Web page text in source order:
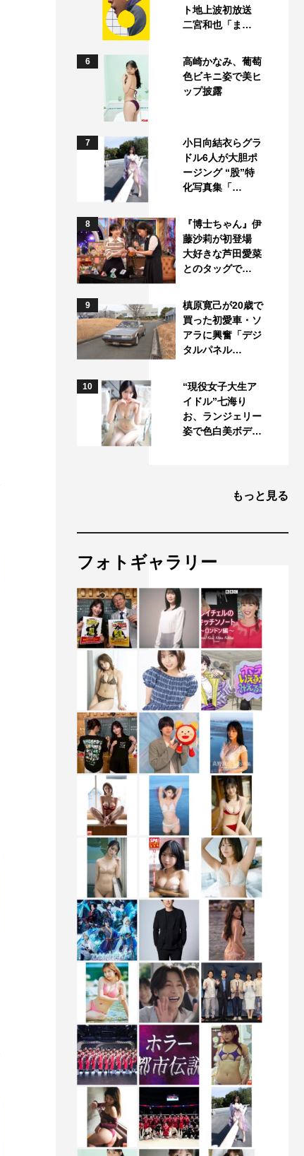
ト地上波初放送
二宮和也「ま…
6
高崎かなみ、葡萄
色ビキニ姿で美ヒ
ップ披露
7
小日向結衣らグラ
ドル6人が大胆ポ
ージング “股”特
化写真集「…
8
『博士ちゃん』伊
藤沙莉が初登場
大好きな芦田愛菜
とのタッグで…
9
槙原寛己が20歳で
買った初愛車・ソ
アラに興奮「デジ
タルパネル…
10
“現役女子大生ア
イドル”七海り
お、ランジェリー
姿で色白美ボデ…
もっと見る
フォトギャラリー